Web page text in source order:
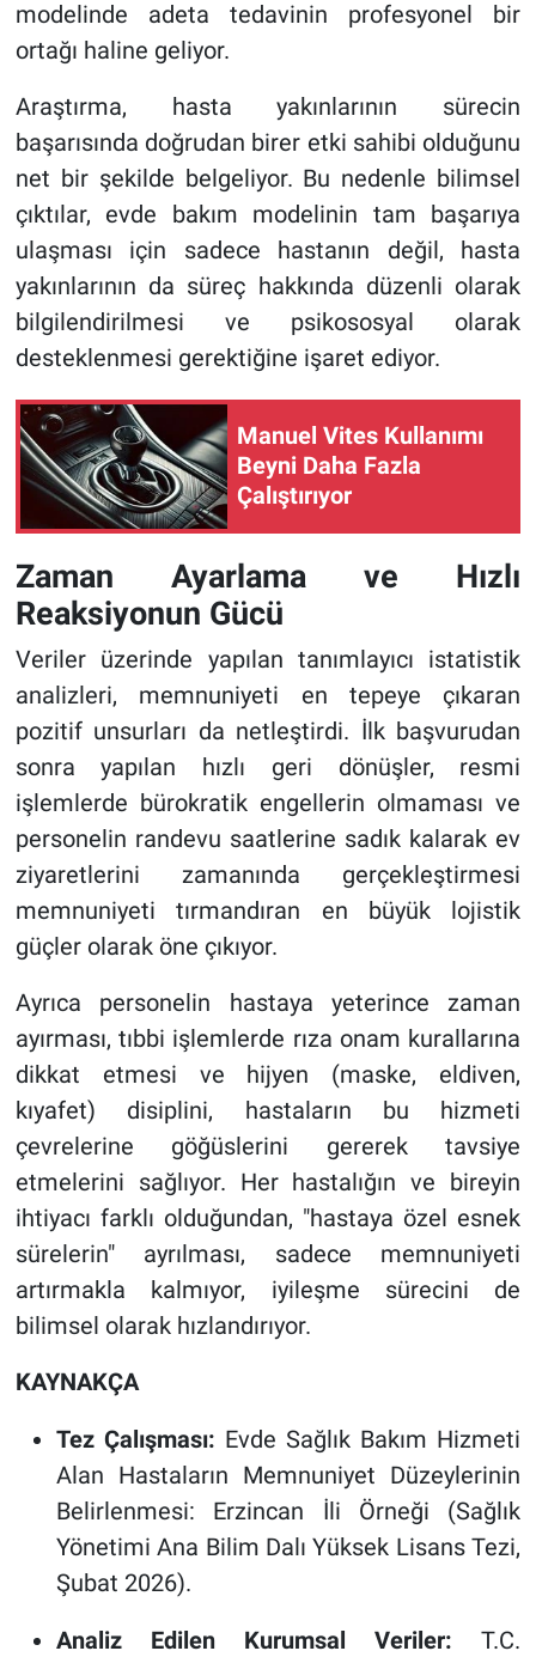
modelinde adeta tedavinin profesyonel bir
ortağı haline geliyor.
Araştırma, hasta yakınlarının sürecin
başarısında doğrudan birer etki sahibi olduğunu
net bir şekilde belgeliyor. Bu nedenle bilimsel
çıktılar, evde bakım modelinin tam başarıya
ulaşması için sadece hastanın değil, hasta
yakınlarının da süreç hakkında düzenli olarak
bilgilendirilmesi ve psikososyal olarak
desteklenmesi gerektiğine işaret ediyor.
Manuel Vites Kullanımı
Beyni Daha Fazla
Çalıştırıyor
Zaman Ayarlama ve Hızlı
Reaksiyonun Gücü
Veriler üzerinde yapılan tanımlayıcı istatistik
analizleri, memnuniyeti en tepeye çıkaran
pozitif unsurları da netleştirdi. İlk başvurudan
sonra yapılan hızlı geri dönüşler, resmi
işlemlerde bürokratik engellerin olmaması ve
personelin randevu saatlerine sadık kalarak ev
ziyaretlerini zamanında gerçekleştirmesi
memnuniyeti tırmandıran en büyük lojistik
güçler olarak öne çıkıyor.
Ayrıca personelin hastaya yeterince zaman
ayırması, tıbbi işlemlerde rıza onam kurallarına
dikkat etmesi ve hijyen (maske, eldiven,
kıyafet) disiplini, hastaların bu hizmeti
çevrelerine göğüslerini gererek tavsiye
etmelerini sağlıyor. Her hastalığın ve bireyin
ihtiyacı farklı olduğundan, "hastaya özel esnek
sürelerin" ayrılması, sadece memnuniyeti
artırmakla kalmıyor, iyileşme sürecini de
bilimsel olarak hızlandırıyor.
KAYNAKÇA
Tez Çalışması: Evde Sağlık Bakım Hizmeti
Alan Hastaların Memnuniyet Düzeylerinin
Belirlenmesi: Erzincan İli Örneği (Sağlık
Yönetimi Ana Bilim Dalı Yüksek Lisans Tezi,
Şubat 2026).
Analiz Edilen Kurumsal Veriler: T.C.